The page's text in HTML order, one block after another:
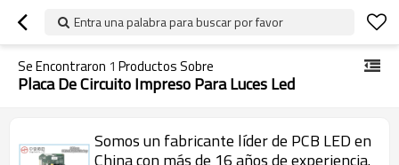
Entra una palabra para buscar por favor
Se Encontraron 1 Productos Sobre
Placa De Circuito Impreso Para Luces Led
Somos un fabricante líder de PCB LED en
China con más de 16 años de experiencia.